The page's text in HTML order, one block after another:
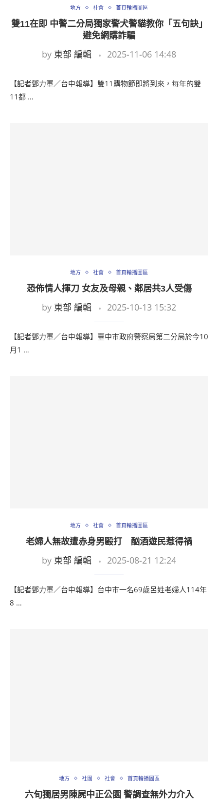
地方 社會 首頁輪播圖區
雙11在即 中警二分局獨家警犬警貓教你「五句訣」
避免網購詐騙
by 東部 編輯 2025-11-06 14:48
【記者鄧力軍／台中報導】雙11購物節即將到來，每年的雙
11都 …
地方 社會 首頁輪播圖區
恐佈情人揮刀 女友及母親、鄰居共3人受傷
by 東部 編輯 2025-10-13 15:32
【記者鄧力軍／台中報導】臺中市政府警察局第二分局於今10
月1 …
地方 社會 首頁輪播圖區
老婦人無故遭赤身男毆打 酗酒遊民惹得禍
by 東部 編輯 2025-08-21 12:24
【記者鄧力軍／台中報導】台中市一名69歲呂姓老婦人114年
8 …
地方 社團 社會 首頁輪播圖區
六旬獨居男陳屍中正公園 警調查無外力介入